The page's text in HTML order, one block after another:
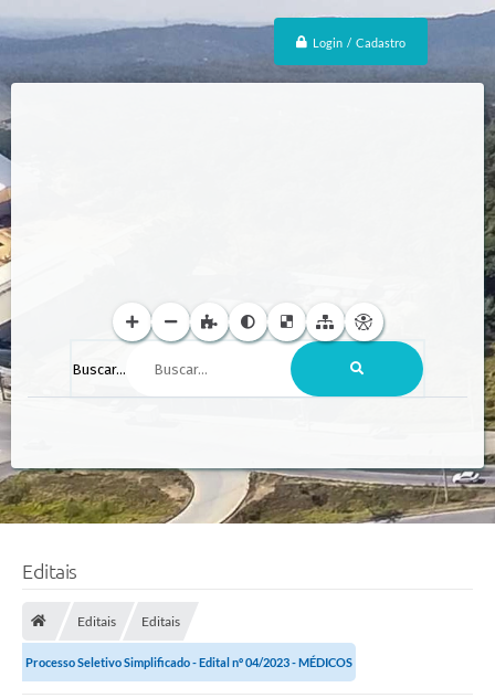
Login / Cadastro
Buscar...
Editais
Editais Editais
Processo Seletivo Simplificado - Edital nº 04/2023 - MÉDICOS